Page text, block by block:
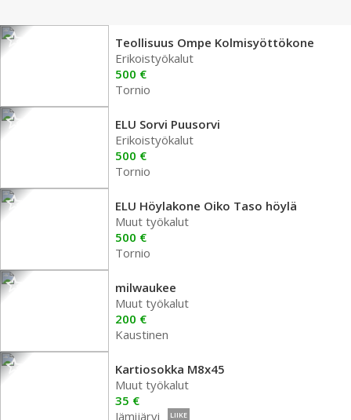
Teollisuus Ompe Kolmisyöttökone
Erikoistyökalut
500 €
Tornio
ELU Sorvi Puusorvi
Erikoistyökalut
500 €
Tornio
ELU Höylakone Oiko Taso höylä
Muut työkalut
500 €
Tornio
milwaukee
Muut työkalut
200 €
Kaustinen
Kartiosokka M8x45
Muut työkalut
35 €
Jämijärvi
LIIKE